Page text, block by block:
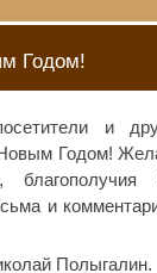
Годом!
и
Годом!
благополучия
и
Полыгалин.